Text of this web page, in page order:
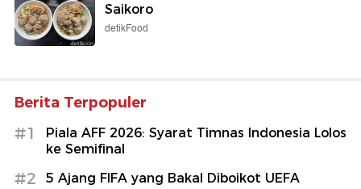
Saikoro
detikFood
Berita Terpopuler
#1
Piala AFF 2026: Syarat Timnas Indonesia Lolos
ke Semifinal
#2 5 Ajang FIFA yang Bakal Diboikot UEFA